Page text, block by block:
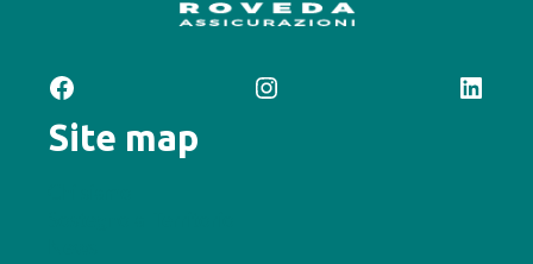
Facebook Instagram LinkedIn
Site map